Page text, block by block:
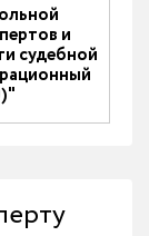
и
судебной